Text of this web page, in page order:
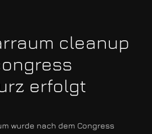
cleanup
erfolgt
wurde nach dem Congress